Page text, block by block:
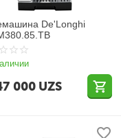
De'Longhi
000 UZS